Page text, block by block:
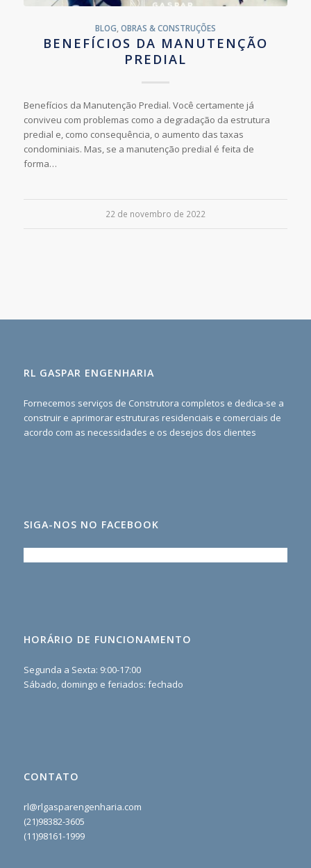
BLOG OBRAS & CONSTRUÇÕES
BENEFÍCIOS DA MANUTENÇÃO
PREDIAL
Benefícios da Manutenção Predial. Você certamente já
conviveu com problemas como a degradação da estrutura
predial e, como consequência, o aumento das taxas
condominiais. Mas, se a manutenção predial é feita de
forma…
22 de novembro de 2022
RL GASPAR ENGENHARIA
Fornecemos serviços de Construtora completos e dedica-se a
construir e aprimorar estruturas residenciais e comerciais de
acordo com as necessidades e os desejos dos clientes
SIGA-NOS NO FACEBOOK
HORÁRIO DE FUNCIONAMENTO
Segunda a Sexta: 9:00-17:00
Sábado, domingo e feriados: fechado
CONTATO
rl@rlgasparengenharia.com
(21)98382-3605
(11)98161-1999